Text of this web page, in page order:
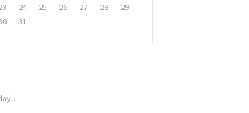
24 25 26 27 28
29
31
: